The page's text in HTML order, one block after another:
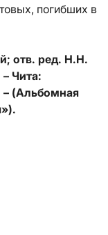
погибших в
отв. ред. Н.Н.
Чита:
– (Альбомная